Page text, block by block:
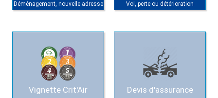
Déménagement, nouvelle adresse Vol, perte ou détérioration
Vignette Crit'Air Devis d'assurance